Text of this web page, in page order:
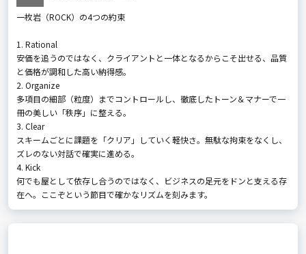
一枚岩（ROCK）の4つの約束
1. Rational
安価を追うのではなく、クライアントと一体となるからこそ出せる、品質
と価格が調和した高い納得感。
2. Organize
多項目の細部（粒度）までコントロールし、徹底したトーン＆マナーで一
冊の美しい「秩序」に整える。
3. Clear
スキームごとに課題を「クリア」していく軽快さ。無駄な拘束をなくし、
ズレのない対話で確実に進める。
4. Kick
何でも屋として依存し合うのではなく、ビジネスの足元をドンと支える存
在へ。ここぞという節目で確かなリズムを刻みます。